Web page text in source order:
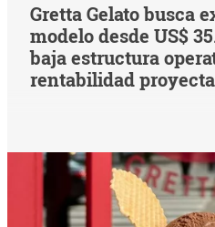
Gretta Gelato busca
modelo desde US$
baja estructura
rentabilidad